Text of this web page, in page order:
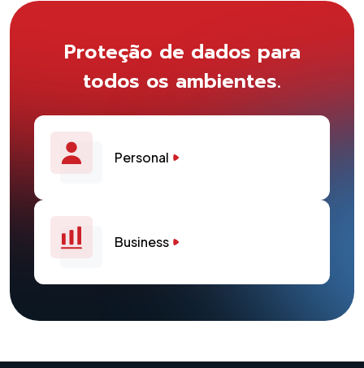
Proteção de dados para
todos os ambientes.
Personal
Business